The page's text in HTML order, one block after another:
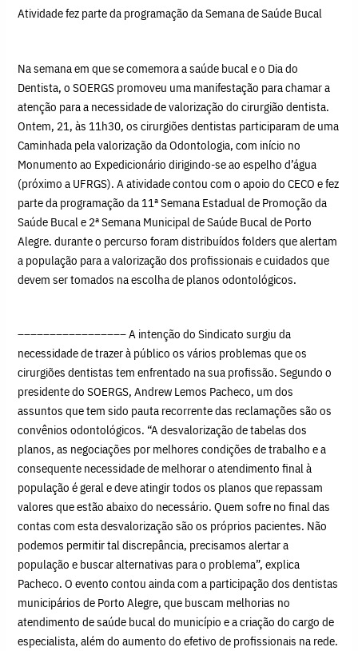
Atividade fez parte da programação da Semana de Saúde Bucal
Na semana em que se comemora a saúde bucal e o Dia do
Dentista, o SOERGS promoveu uma manifestação para chamar a
atenção para a necessidade de valorização do cirurgião dentista.
Ontem, 21, às 11h30, os cirurgiões dentistas participaram de uma
Caminhada pela valorização da Odontologia, com início no
Monumento ao Expedicionário dirigindo-se ao espelho d’água
(próximo a UFRGS). A atividade contou com o apoio do CECO e fez
parte da programação da 11ª Semana Estadual de Promoção da
Saúde Bucal e 2ª Semana Municipal de Saúde Bucal de Porto
Alegre. durante o percurso foram distribuídos folders que alertam
a população para a valorização dos profissionais e cuidados que
devem ser tomados na escolha de planos odontológicos.
––––––––––––––––– A intenção do Sindicato surgiu da
necessidade de trazer à público os vários problemas que os
cirurgiões dentistas tem enfrentado na sua profissão. Segundo o
presidente do SOERGS, Andrew Lemos Pacheco, um dos
assuntos que tem sido pauta recorrente das reclamações são os
convênios odontológicos. “A desvalorização de tabelas dos
planos, as negociações por melhores condições de trabalho e a
consequente necessidade de melhorar o atendimento final à
população é geral e deve atingir todos os planos que repassam
valores que estão abaixo do necessário. Quem sofre no final das
contas com esta desvalorização são os próprios pacientes. Não
podemos permitir tal discrepância, precisamos alertar a
população e buscar alternativas para o problema”, explica
Pacheco. O evento contou ainda com a participação dos dentistas
municipários de Porto Alegre, que buscam melhorias no
atendimento de saúde bucal do município e a criação do cargo de
especialista, além do aumento do efetivo de profissionais na rede.